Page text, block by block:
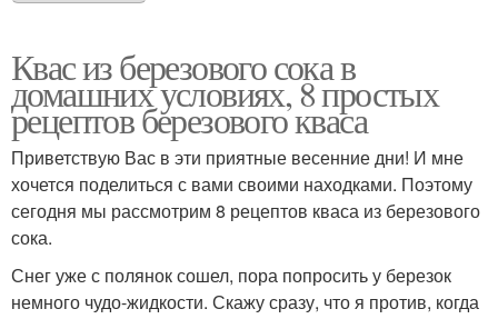
Квас из березового сока в
домашних условиях, 8 простых
рецептов березового кваса
Приветствую Вас в эти приятные весенние дни! И мне
хочется поделиться с вами своими находками. Поэтому
сегодня мы рассмотрим 8 рецептов кваса из березового
сока.
Снег уже с полянок сошел, пора попросить у березок
немного чудо-жидкости. Скажу сразу, что я против, когда